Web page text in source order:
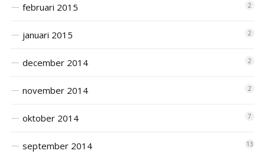
februari 2015 2
januari 2015 2
december 2014 2
november 2014 2
oktober 2014 7
september 2014 13